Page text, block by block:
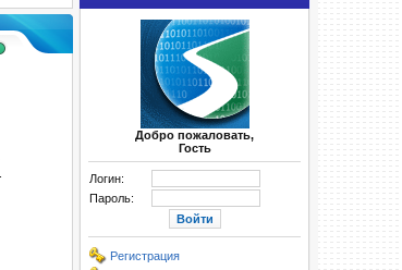
Добро пожаловать,
Гость
Логин:
Пароль:
Регистрация